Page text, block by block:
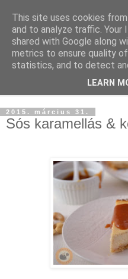
2015. március 31.
Sós karamellás &
This site uses cookies
and to analyze traffic. Your
shared with Google along
metrics to ensure quality
statistics, and to detect
LEARN